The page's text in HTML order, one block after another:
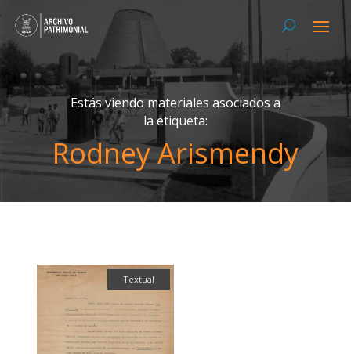
Estás viendo materiales asociados a
la etiqueta:
Rodney Arismendy
Textual